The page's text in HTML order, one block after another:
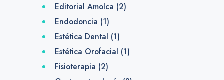
Editorial Amolca (2)
Endodoncia (1)
Estética Dental (1)
Estética Orofacial (1)
Fisioterapia (2)